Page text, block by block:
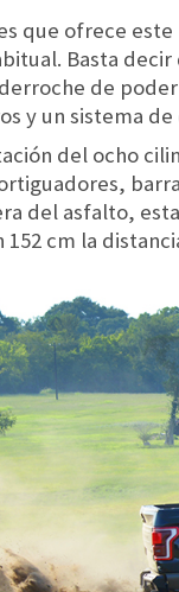
que ofrece
Basta
de
y un sistema
del ocho
del asfalto,
cm la